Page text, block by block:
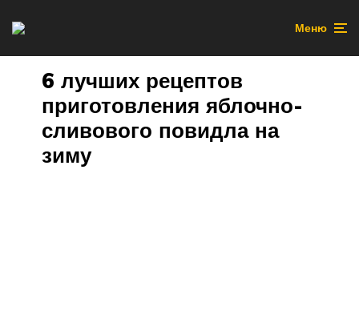
Меню
6 лучших рецептов
приготовления яблочно-
сливового повидла на
зиму